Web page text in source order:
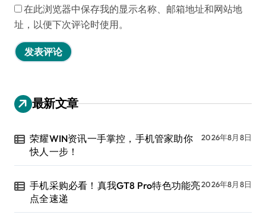
在此浏览器中保存我的显示名称、邮箱地址和网站地
址，以便下次评论时使用。
最新文章
荣耀WIN资讯一手掌控，手机管家助你
快人一步！
2026年8月8日
手机采购必看！真我GT8 Pro特色功能亮
点全速递
2026年8月8日